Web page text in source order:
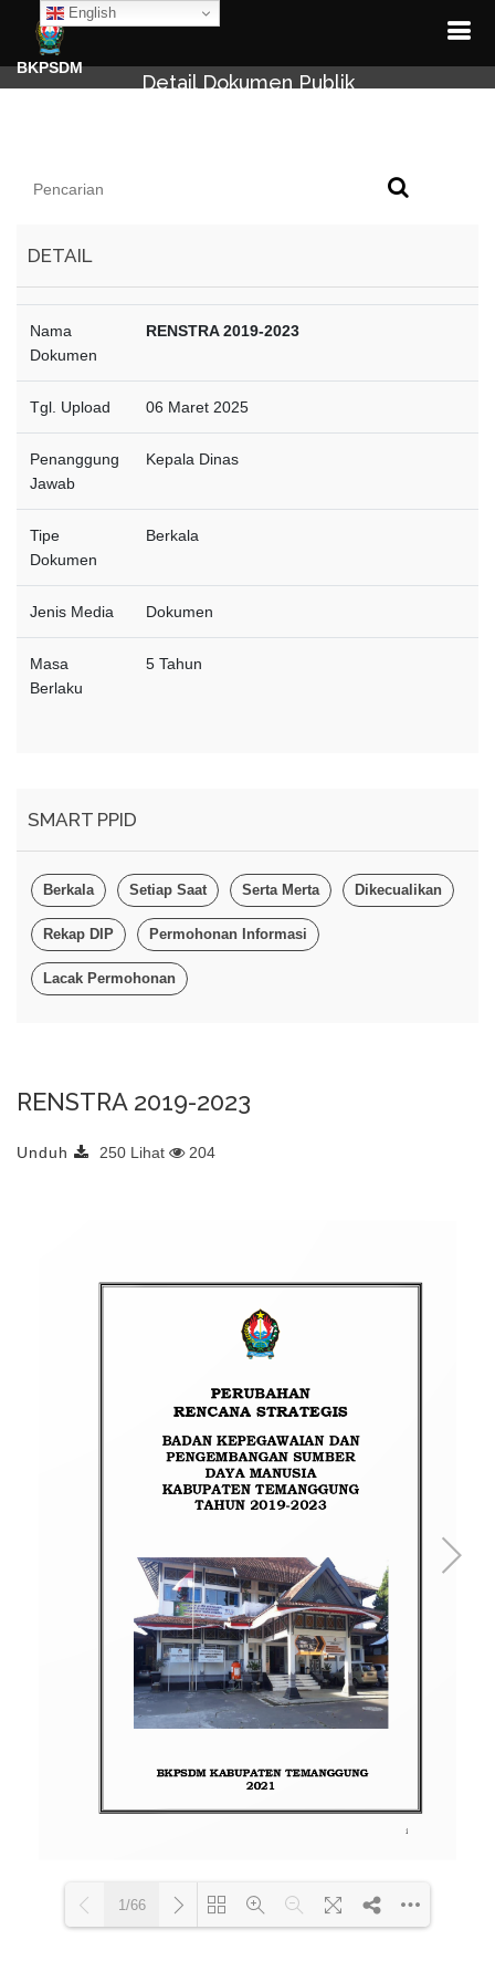
English
BKPSDM
Detail Dokumen Publik
DETAIL
Nama
Dokumen
RENSTRA 2019-2023
Tgl. Upload 06 Maret 2025
Penanggung
Jawab
Kepala Dinas
Tipe
Dokumen
Berkala
Jenis Media Dokumen
Masa
Berlaku
5 Tahun
SMART PPID
Berkala Setiap Saat Serta Merta Dikecualikan
Rekap DIP Permohonan Informasi
Lacak Permohonan
RENSTRA 2019-2023
Unduh 250 Lihat 204
1/66